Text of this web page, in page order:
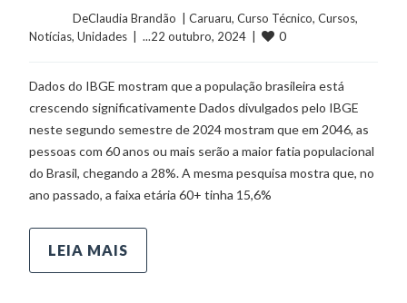
	    	DeClaudia Brandão  |
Caruaru, Curso Técnico, Cursos
Notícias, Unidades
  |  ...22 outubro, 2024  |
0
Dados do IBGE mostram que a população brasileira está
crescendo significativamente Dados divulgados pelo IBGE
neste segundo semestre de 2024 mostram que em 2046, as
pessoas com 60 anos ou mais serão a maior fatia populacional
do Brasil, chegando a 28%. A mesma pesquisa mostra que, no
ano passado, a faixa etária 60+ tinha 15,6%
LEIA MAIS